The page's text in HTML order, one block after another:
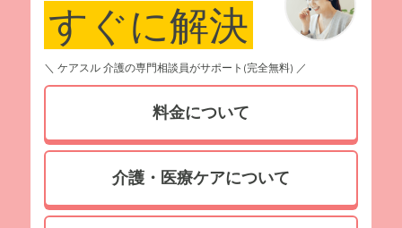
すぐに解決
＼ ケアスル 介護の専門相談員がサポート(完全無料) ／
料金について
介護・医療ケアについて